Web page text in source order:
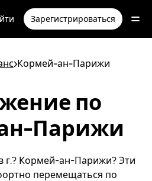
Зарегистрироваться
>Кормей-ан-Парижи
по
Парижи
г.? Кормей-ан-Парижи? Эти
перемещаться по